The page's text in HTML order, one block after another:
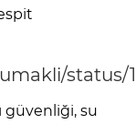
status/
güvenliği, su